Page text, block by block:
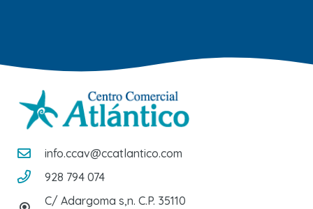
info.ccav@ccatlantico.com
928 794 074
C/ Adargoma s,n. C.P. 35110